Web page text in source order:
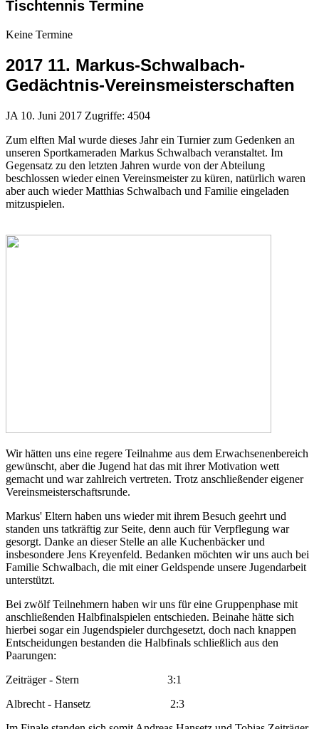
Tischtennis Termine
Keine Termine
2017 11. Markus-Schwalbach-
Gedächtnis-Vereinsmeisterschaften
JA 10. Juni 2017 Zugriffe: 4504
Zum elften Mal wurde dieses Jahr ein Turnier zum Gedenken an
unseren Sportkameraden Markus Schwalbach veranstaltet. Im
Gegensatz zu den letzten Jahren wurde von der Abteilung
beschlossen wieder einen Vereinsmeister zu küren, natürlich waren
aber auch wieder Matthias Schwalbach und Familie eingeladen
mitzuspielen.
Wir hätten uns eine regere Teilnahme aus dem Erwachsenenbereich
gewünscht, aber die Jugend hat das mit ihrer Motivation wett
gemacht und war zahlreich vertreten. Trotz anschließender eigener
Vereinsmeisterschaftsrunde.
Markus' Eltern haben uns wieder mit ihrem Besuch geehrt und
standen uns tatkräftig zur Seite, denn auch für Verpflegung war
gesorgt. Danke an dieser Stelle an alle Kuchenbäcker und
insbesondere Jens Kreyenfeld. Bedanken möchten wir uns auch bei
Familie Schwalbach, die mit einer Geldspende unsere Jugendarbeit
unterstützt.
Bei zwölf Teilnehmern haben wir uns für eine Gruppenphase mit
anschließenden Halbfinalspielen entschieden. Beinahe hätte sich
hierbei sogar ein Jugendspieler durchgesetzt, doch nach knappen
Entscheidungen bestanden die Halbfinals schließlich aus den
Paarungen:
Zeiträger - Stern 3:1
Albrecht - Hansetz 2:3